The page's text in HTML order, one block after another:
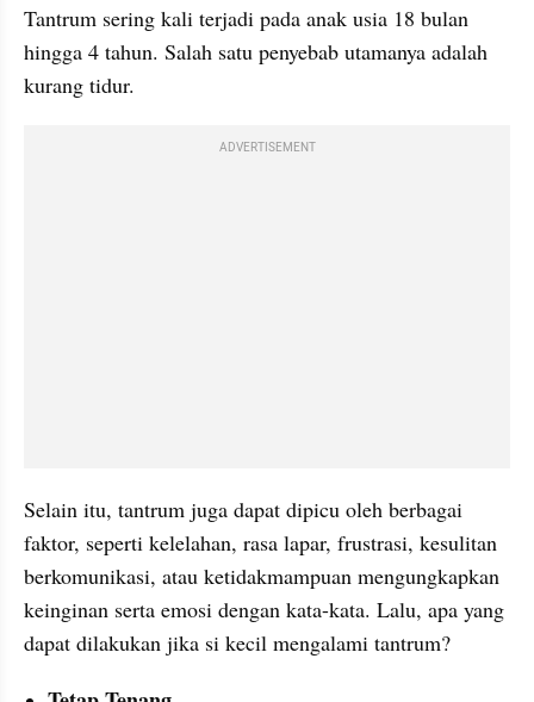
Tantrum sering kali terjadi pada anak usia 18 bulan
hingga 4 tahun. Salah satu penyebab utamanya adalah
kurang tidur.
ADVERTISEMENT
Selain itu, tantrum juga dapat dipicu oleh berbagai
faktor, seperti kelelahan, rasa lapar, frustrasi, kesulitan
berkomunikasi, atau ketidakmampuan mengungkapkan
keinginan serta emosi dengan kata-kata. Lalu, apa yang
dapat dilakukan jika si kecil mengalami tantrum?